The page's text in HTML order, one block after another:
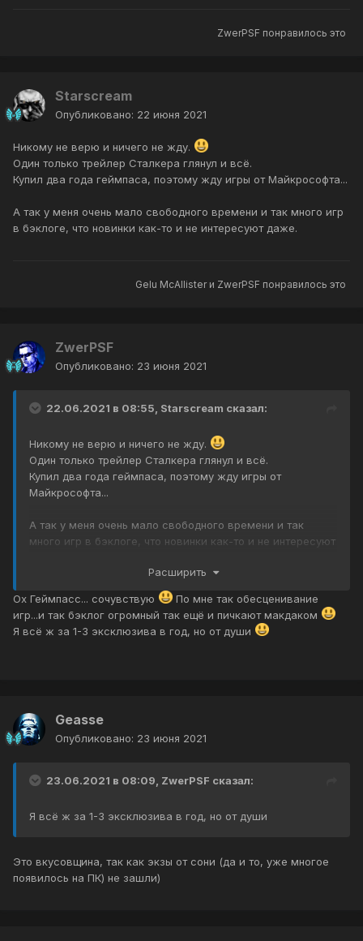
ZwerPSF понравилось это
Starscream
Опубликовано: 22 июня 2021
Никому не верю и ничего не жду.
Один только трейлер Сталкера глянул и всё.
Купил два года геймпаса, поэтому жду игры от Майкрософта...
А так у меня очень мало свободного времени и так много игр
в бэклоге, что новинки как-то и не интересуют даже.
Gelu McAllisterи ZwerPSF понравилось это
ZwerPSF
Опубликовано: 23 июня 2021
22.06.2021 в 08:55, Starscream сказал:
Никому не верю и ничего не жду.
Один только трейлер Сталкера глянул и всё.
Купил два года геймпаса, поэтому жду игры от
Майкрософта...
А так у меня очень мало свободного времени и так
много игр в бэклоге, что новинки как-то и не интересуют
Расширить
Ох Геймпасс... сочувствую
По мне так обесценивание
игр...и так бэклог огромный так ещё и пичкают макдаком
Я всё ж за 1-3 эксклюзива в год, но от души
Geasse
Опубликовано: 23 июня 2021
23.06.2021 в 08:09, ZwerPSF сказал:
Я всё ж за 1-3 эксклюзива в год, но от души
Это вкусовщина, так как экзы от сони (да и то, уже многое
появилось на ПК) не зашли)